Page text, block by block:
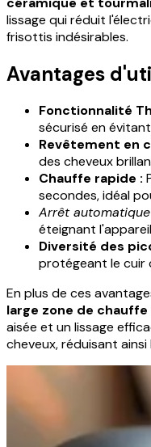
lissage qui réduit
frisottis indésirables.
Avantages
Fonctionnalité
sécurisé en
Revêtement en
des cheveux
Chauffe rapide :
secondes, idéal
Arrêt
éteignant
Diversité des
protégeant le cuir
En plus de ces
large zone de chauffe
aisée et un lissage
cheveux, réduisant